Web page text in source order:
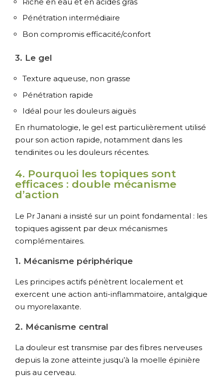
Pénétration intermédiaire
Bon compromis efficacité/confort
3. Le gel
Texture aqueuse, non grasse
Pénétration rapide
Idéal pour les douleurs aiguës
En rhumatologie, le gel est particulièrement utilisé
pour son action rapide, notamment dans les
tendinites ou les douleurs récentes.
4. Pourquoi les topiques sont
efficaces : double mécanisme
d’action
Le Pr Janani a insisté sur un point fondamental : les
topiques agissent par deux mécanismes
complémentaires.
1. Mécanisme périphérique
Les principes actifs pénètrent localement et
exercent une action anti-inflammatoire, antalgique
ou myorelaxante.
2. Mécanisme central
La douleur est transmise par des fibres nerveuses
depuis la zone atteinte jusqu’à la moelle épinière
puis au cerveau.